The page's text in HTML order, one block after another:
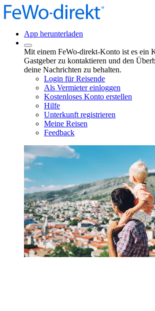
App herunterladen
Mit einem FeWo-direkt-Konto ist es ein
Gastgeber zu kontaktieren und den
deine Nachrichten zu behalten.
Login für Reisende
Als Vermieter einloggen
Kostenloses Konto erstellen
Hilfe
Unterkunft registrieren
Meine Reisen
Feedback